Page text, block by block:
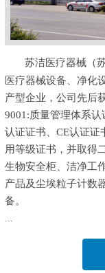
苏洁医疗器械（
医疗器械设备、净化
产型企业，公司先后
9001:质量管理体系
认证证书、CE认证
用等级证书，并取得
生物安全柜、洁净工
产品及尘埃粒子计数
备。